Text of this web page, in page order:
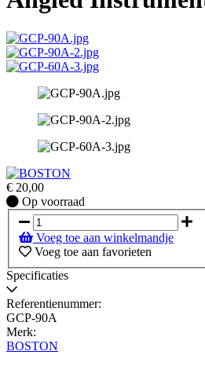
€ 20,00
Op
voorraad
Op voorraad
Voeg toe aan winkelmandje
Voeg toe aan favorieten
Specificaties
Referentienummer:
GCP-90A
Merk:
BOSTON